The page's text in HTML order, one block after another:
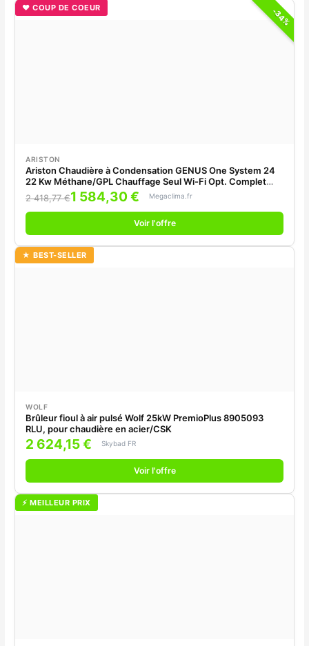
-34%
♥ COUP DE COEUR
ARISTON
Ariston Chaudière à Condensation GENUS One System 24
22 Kw Méthane/GPL Chauffage Seul Wi-Fi Opt. Complet
avec Kit Fumée
2 418,77 €1 584,30 € Megaclima.fr
Voir l'offre
★ BEST-SELLER
WOLF
Brûleur fioul à air pulsé Wolf 25kW PremioPlus 8905093
RLU, pour chaudière en acier/CSK
2 624,15 € Skybad FR
Voir l'offre
⚡ MEILLEUR PRIX